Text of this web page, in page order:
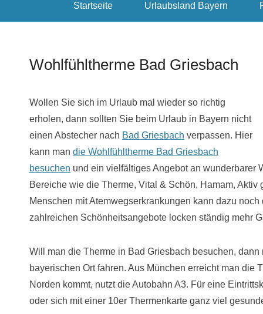
Startseite Urlaubsland Bayern
Wohlfühltherme Bad Griesbach
Wollen Sie sich im Urlaub mal wieder so richtig
erholen, dann sollten Sie beim Urlaub in Bayern nicht
einen Abstecher nach Bad Griesbach verpassen. Hier
kann man die Wohlfühltherme Bad Griesbach
besuchen und ein vielfältiges Angebot an wunderbarer
Bereiche wie die Therme, Vital & Schön, Hamam,
Menschen mit Atemwegserkrankungen kann dazu
zahlreichen Schönheitsangebote locken ständig mehr
Will man die Therme in Bad Griesbach besuchen,
bayerischen Ort fahren. Aus München erreicht man die
Norden kommt, nutzt die Autobahn A3. Für eine
oder sich mit einer 10er Thermenkarte ganz viel